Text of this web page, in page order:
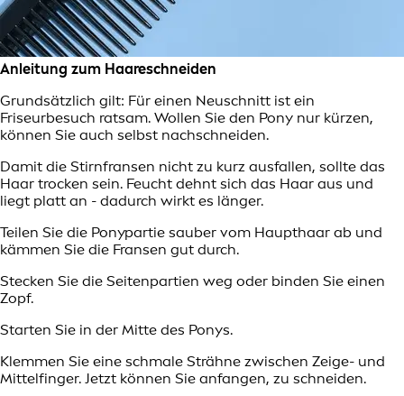
Anleitung zum Haareschneiden
Grundsätzlich gilt: Für einen Neuschnitt ist ein
Friseurbesuch ratsam. Wollen Sie den Pony nur kürzen,
können Sie auch selbst nachschneiden.
Damit die Stirnfransen nicht zu kurz ausfallen, sollte das
Haar trocken sein. Feucht dehnt sich das Haar aus und
liegt platt an - dadurch wirkt es länger.
Teilen Sie die Ponypartie sauber vom Haupthaar ab und
kämmen Sie die Fransen gut durch.
Stecken Sie die Seitenpartien weg oder binden Sie einen
Zopf.
Starten Sie in der Mitte des Ponys.
Klemmen Sie eine schmale Strähne zwischen Zeige- und
Mittelfinger. Jetzt können Sie anfangen, zu schneiden.